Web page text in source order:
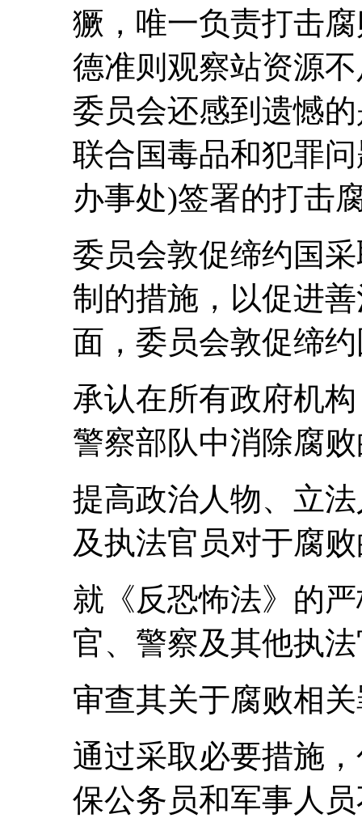
獗，唯一负责打击
德准则观察站资源
委员会还感到遗憾
联合国毒品和犯罪
办事处)签署的打击
委员会敦促缔约国
制的措施，以促进
面，委员会敦促缔
承认在所有政府机
警察部队中消除腐
提高政治人物、立
及执法官员对于腐
就《反恐怖法》的
官、警察及其他执
审查其关于腐败相
通过采取必要措施
保公务员和军事人